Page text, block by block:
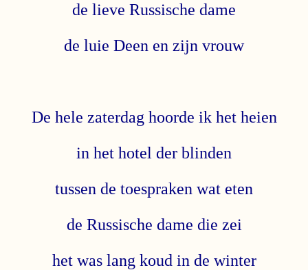
de lieve Russische dame
de luie Deen en zijn vrouw
De hele zaterdag hoorde ik het heien
in het hotel der blinden
tussen de toespraken wat eten
de Russische dame die zei
het was lang koud in de winter